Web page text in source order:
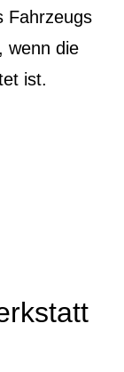
Fahrzeugs
wenn die
ist.